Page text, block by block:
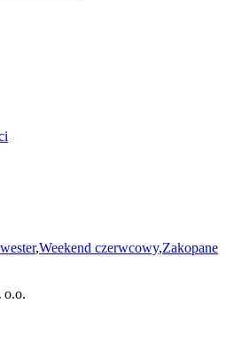
,Weekend czerwcowy,Zakopane